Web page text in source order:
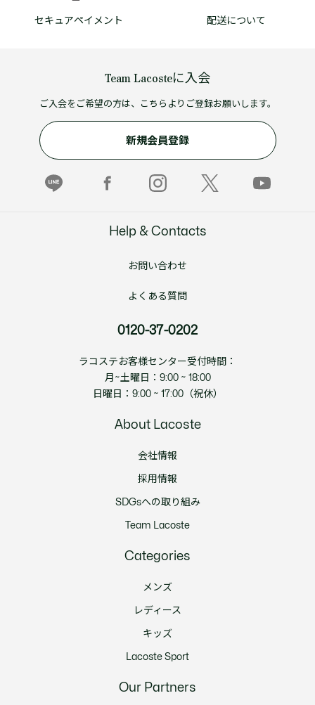
セキュアペイメント 配送について
Team Lacosteに入会
ご入会をご希望の方は、こちらよりご登録お願いします。
新規会員登録
Help & Contacts
お問い合わせ
よくある質問
0120-37-0202
ラコステお客様センター受付時間：
月~土曜日：9:00 ~ 18:00
日曜日：9:00 ~ 17:00（祝休）
About Lacoste
会社情報
採用情報
SDGsへの取り組み
Team Lacoste
Categories
メンズ
レディース
キッズ
Lacoste Sport
Our Partners